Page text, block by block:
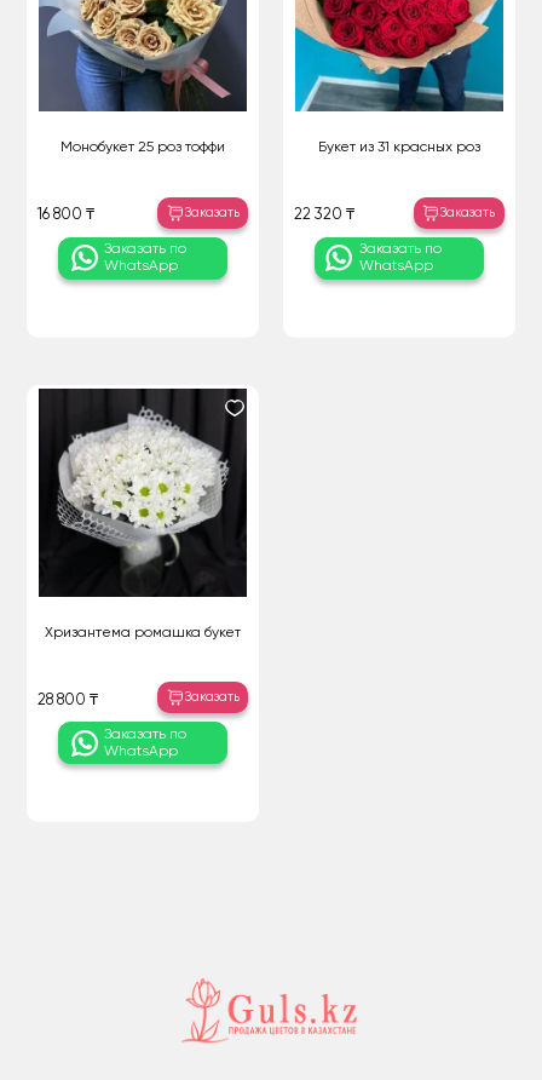
Монобукет 25 роз тоффи
16 800 ₸ Заказать
Заказать по
WhatsApp
Букет из 31 красных роз
22 320 ₸ Заказать
Заказать по
WhatsApp
Хризантема ромашка букет
28 800 ₸ Заказать
Заказать по
WhatsApp